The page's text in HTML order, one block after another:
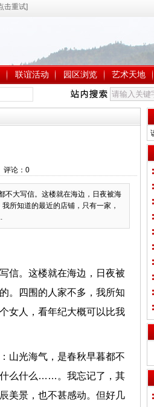
联谊活动 园区浏览 艺术天地
评论： 0
不大写信。这楼就在海边，日夜被海
所知道的最近的店铺，只有一家，
信。这楼就在海边，日夜被
。四围的人家不多，我所知
女人，看年纪大概可以比我
山光海气，是春秋早暮都不
什么什么……。我忘记了，其
美景，也不甚感动。但好几